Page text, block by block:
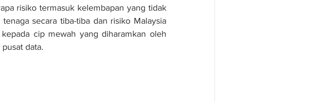
risiko termasuk kelembapan yang tidak
secara tiba-tiba dan risiko Malaysia
cip mewah yang diharamkan oleh
data.